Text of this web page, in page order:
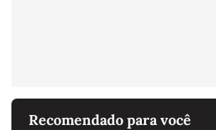
Recomendado para você